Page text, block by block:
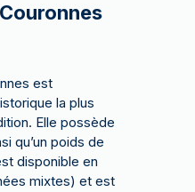
est
la plus
Elle possède
qu’un poids de
disponible en
mixtes) et est